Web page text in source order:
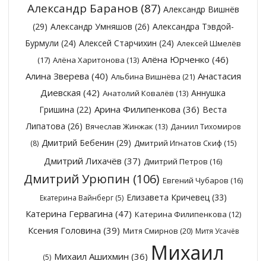
Александр Баранов(87) Александр Вишнёв
(29) Александр Умняшов (26) Александра Тэвдой-
Бурмули (24) Алексей Старчихин (24) Алексей Шмелёв
(17) Алёна Харитонова (13) Алёна Юрченко (46)
Алина Зверева (40) Альбина Вишнёва (21) Анастасия
Диевская (42) Анатолий Ковалёв (13) Аннушка
Гришина (22) Арина Филипенкова (36) Веста
Липатова (26) Вячеслав Жинжак (13) Даниил Тихомиров
(8) Дмитрий Бебенин (29) Дмитрий Игнатов Скиф (15)
Дмитрий Лихачёв (37) Дмитрий Петров (16)
Дмитрий Урюпин (106) Евгений Чубаров (16)
Екатерина Вайнберг(5) Елизавета Кричевец(33)
Катерина Гервагина (47) Катерина Филипенкова (12)
Ксения Головина (39) Митя Смирнов (20) Митя Усачёв
(5) Михаил Ашихмин (36) Михаил